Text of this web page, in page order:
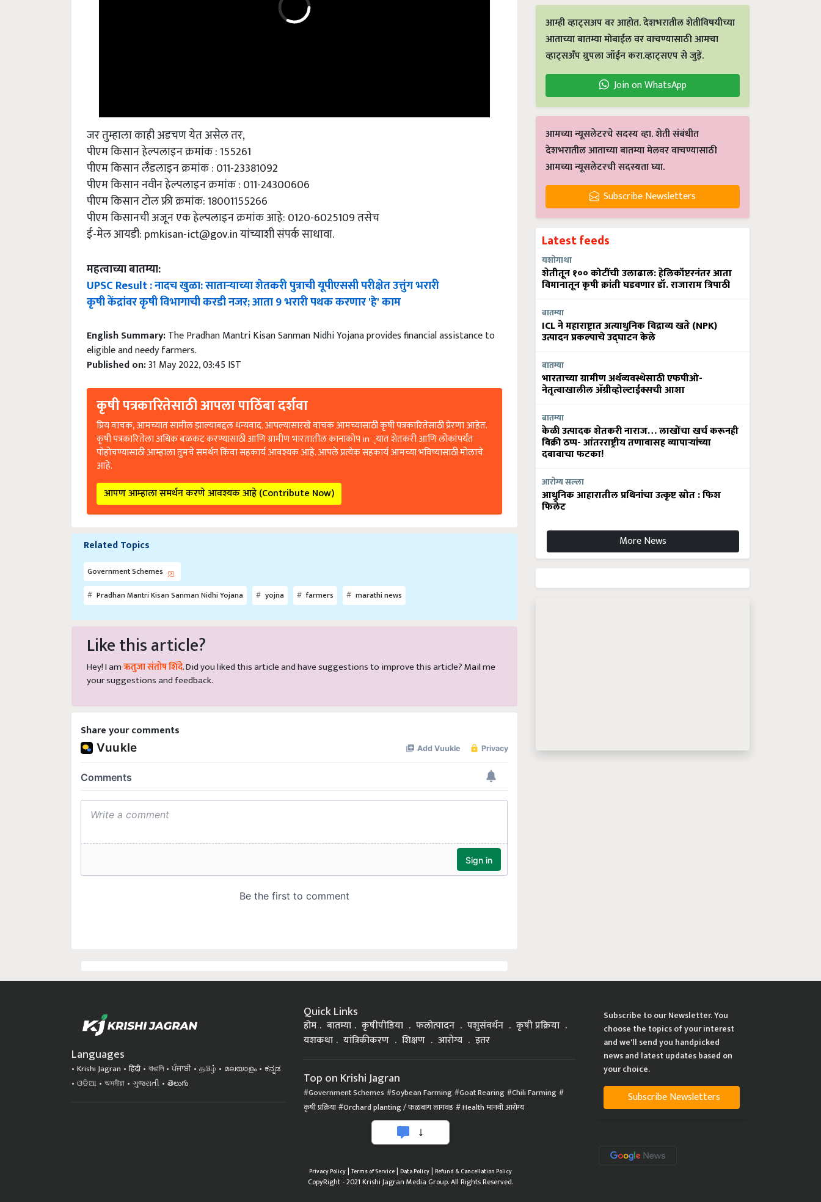
जर तुम्हाला काही अडचण येत असेल तर,
पीएम किसान हेल्पलाइन क्रमांक : 155261
पीएम किसान लँडलाइन क्रमांक : 011-23381092
पीएम किसान नवीन हेल्पलाइन क्रमांक : 011-24300606
पीएम किसान टोल फ्री क्रमांक: 18001155266
पीएम किसानची अजून एक हेल्पलाइन क्रमांक आहे: 0120-6025109 तसेच
ई-मेल आयडी:pmkisan-ict@gov.inयांच्याशी संपर्क साधावा.
महत्वाच्या बातम्या:
UPSC Result : नादच खुळा: साताऱ्याच्या शेतकरी पुत्राची यूपीएससी परीक्षेत उत्तुंग भरारी
कृषी केंद्रांवर कृषी विभागाची करडी नजर; आता 9 भरारी पथक करणार 'हे' काम
English Summary: The Pradhan Mantri Kisan Sanman Nidhi Yojana provides financial assistance to
eligible and needy farmers.
Published on:31 May 2022, 03:45 IST
कृषी पत्रकारितेसाठी आपला पाठिंबा दर्शवा
प्रिय वाचक, आमच्यात सामील झाल्याबद्दल धन्यवाद. आपल्यासारखे वाचक आमच्यासाठी कृषी पत्रकारितेसाठी प्रेरणा आहेत.
कृषी पत्रकारितेला अधिक बळकट करण्यासाठी आणि ग्रामीण भारतातील कानाकोप in्यात शेतकरी आणि लोकांपर्यंत
पोहोचण्यासाठी आम्हाला तुमचे समर्थन किंवा सहकार्य आवश्यक आहे. आपले प्रत्येक सहकार्य आमच्या भविष्यासाठी मोलाचे
आहे.
आपण आम्हाला समर्थन करणे आवश्यक आहे (Contribute Now)
Related Topics
Government Schemes
Pradhan Mantri Kisan Sanman Nidhi Yojana
yojna farmers marathi news
Like this article?
Hey! I am ऋतुजा संतोष शिंदे . Did you liked this article and have suggestions to improve this article? Mail
your suggestions and feedback.
Share your comments
आम्ही व्हाट्सअप वर आहोत. देशभरातील शेतीविषयीच्या
आताच्या बातम्या मोबाईल वर वाचण्यासाठी आमचा
व्हाट्सअँप ग्रुपला जॉईन करा.व्हाट्सएप से जुड़ें.
Join on WhatsApp
आमच्या न्यूसलेटरचे सदस्य व्हा. शेती संबंधीत
देशभरातील आताच्या बातम्या मेलवर वाचण्यासाठी
आमच्या न्यूसलेटरची सदस्यता घ्या.
Subscribe Newsletters
Latest feeds
यशोगाथा
शेतीतून १०० कोटींची उलाढाल: हेलिकॉप्टरनंतर आता
विमानातून कृषी क्रांती घडवणार डॉ. राजाराम त्रिपाठी
बातम्या
ICL ने महाराष्ट्रात अत्याधुनिक विद्राव्य खते (NPK)
उत्पादन प्रकल्पाचे उद्घाटन केले
बातम्या
भारताच्या ग्रामीण अर्थव्यवस्थेसाठी एफपीओ-
नेतृत्वाखालील अ‍ॅग्रीव्होल्टाईक्सची आशा
बातम्या
केळी उत्पादक शेतकरी नाराज… लाखोंचा खर्च करूनही
विक्री ठप्प- आंतरराष्ट्रीय तणावासह व्यापाऱ्यांच्या
दबावाचा फटका!
आरोग्य सल्ला
आधुनिक आहारातील प्रथिनांचा उत्कृष्ट स्रोत : फिश
फिलेट
More News
Languages
Krishi Jagran हिंदी বাঙালি ਪੰਜਾਬੀ தமிழ் മലയാളം
ಕನ್ನಡ
ଓଡିଆ
অসমীয়া ગુજરાતી తెలుగు
Quick Links
होम बातम्या कृषीपीडिया फलोत्पादन पशुसंवर्धन
कृषी प्रक्रिया
यशकथा
यांत्रिकीकरण शिक्षण आरोग्य इतर
Top on Krishi Jagran
Government Schemes Soybean Farming Goat Rearing
Chili Farming
कृषी प्रक्रिया
Orchard planting / फळबाग लागवड Health मानवी आरोग्य
Subscribe to our Newsletter. You
choose the topics of your interest
and we'll send you handpicked
news and latest updates based on
your choice.
Subscribe Newsletters
| | |
CopyRight - 2021 Krishi Jagran Media Group. All Rights Reserved.